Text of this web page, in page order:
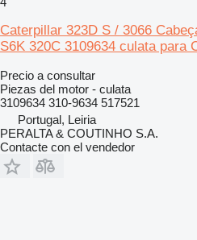
Caterpillar 323D S / 3066
S6K 320C 3109634 culata para
Precio a consultar
Piezas del motor - culata
3109634 310-9634 517521
Portugal, Leiria
PERALTA & COUTINHO S.A.
Contacte con el vendedor